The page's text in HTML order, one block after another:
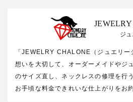
ジ
「JEWELRY CHALONE（ジュエリ
想いを大切して、オーダーメイドやジ
のサイズ直し、ネックレスの修理を行
お手頃な料金できれいな仕上がりをお